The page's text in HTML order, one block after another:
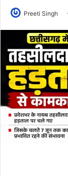
Preeti Singh